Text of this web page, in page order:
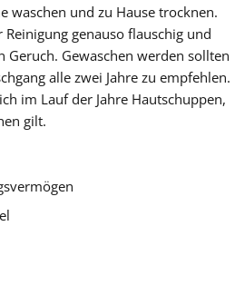
waschen und zu Hause trocknen.
genauso flauschig und
Gewaschen werden sollten
alle zwei Jahre zu empfehlen.
im Lauf der Jahre Hautschuppen,
gilt.